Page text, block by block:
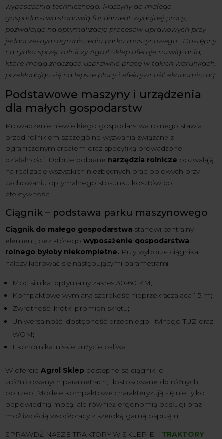
wyposażenia technicznego. Maszyny do małego
gospodarstwa stanowią fundament wydajnej pracy,
pozwalając na optymalizację procesów uprawowych przy
jednoczesnym ograniczeniu parku maszynowego. Dostępny
na rynku sprzęt rolniczy Agrol Sklep oferuje rozwiązania,
które mogą znacząco usprawnić pracę w takich warunkach,
przekładając się na lepsze plony i efektywność ekonomiczną.
Podstawowe maszyny i urządzenia
dla małych gospodarstw
Prowadzenie niewielkiego gospodarstwa rolnego stawia
przed rolnikiem szczególne wyzwania związane z
ograniczonym areałem oraz specyfiką prowadzonej
działalności. Dobrze dobrane narzędzia rolnicze pozwalają
na realizację wszystkich niezbędnych prac polowych przy
zachowaniu optymalnego stosunku kosztów do
efektywności.
Ciągnik – podstawa parku maszynowego
Ciągnik do małego gospodarstwa stanowi centralny
element, bez któregowyposażenie gospodarstwa
rolnego byłoby niekompletne. Przy wyborze ciągnika
należy kierować się następującymi parametrami:
Moc silnika: optymalny zakres 30-60 KM;
Kompaktowe wymiary: szerokość nieprzekraczająca 1,5 m;
Zwrotność: krótki promień skrętu;
Uniwersalność: dostępność przedniego i tylnego TUZ oraz
WOM;
Ekonomika: niskie zużycie paliwa.
W ofercieAgrol Sklep dostępne są ciągniki o
zróżnicowanych parametrach, dostosowane do różnych
potrzeb. Modele kompaktowe charakteryzują się nie tylko
odpowiednią mocą, ale również ergonomią obsługi oraz
możliwością współpracy z szeroką gamą osprzętu.
SPRAWDŹ NASZE TRAKTORY W SKLEPIE – TRAKTORY